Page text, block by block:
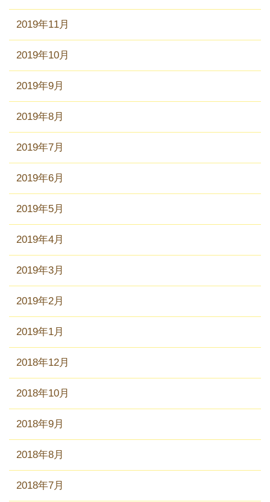
2019年11月
2019年10月
2019年9月
2019年8月
2019年7月
2019年6月
2019年5月
2019年4月
2019年3月
2019年2月
2019年1月
2018年12月
2018年10月
2018年9月
2018年8月
2018年7月